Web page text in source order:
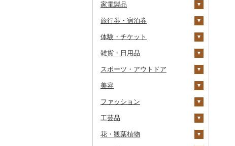
大根
自然薯
レンコン
にんにく・生姜
その他根菜
豆
きのこ
しいたけ
松茸
その他きのこ
その他野菜
山菜
かぼちゃ
レタス
吟醸
その他日本酒
米焼酎
黒糖焼酎
その他焼酎
ワイン
白ワイン
赤ワイン
シャンパン・スパーク
ウイスキー
リキュール・洋酒
甘酒
ノンアルコール
その他酒
粉
ドリップ
茶葉・ティーバッグ
静岡茶
足柄茶
知覧茶
八女茶
りんごジュース
みかんジュース（オレ
紅茶
飲料
茶葉・ティーバッグ
その他飲料・ジュース
野菜ジュース
炭酸飲料
豆乳
プリン
ゼリー
チョコレート
カステラ
アイス・ジェラート
その他洋菓子
煎餅・おかき
羊羹
饅頭
そば
パスタ
ひやむぎ
そうめん
その他麺
餃子
シュウマイ
コロッケ
その他惣菜
カレー・シチュー
カレー
シチュー
鍋
肉
魚
その他鍋
ピザ
レトルト
スープ
豆腐・納豆
豆腐
漬物
キムチ
缶詰・瓶詰
肉
乾物
砂糖
塩
醤油
味噌
酢
だし
食用油
オリーブオイル
はちみつ
ドレッシング
家電製品
季節・空調家電
キッチン家電
照明器具
パソコン・周辺機器
TV・オーディオ・カメラ
美容・健康家電
カー用品
時計
旅行券・宿泊券
旅行券
JTBふるさと旅行クー
その他旅行券
宿泊券
体験・チケット
PayPay商品券
食事券
温泉・サウナ・スパ利用
雑貨・日用品
家具・インテリア
机・テーブル
その他家具・インテリ
寝具
布団
毛布
タオル
その他タオル
文房具・印鑑
ボールペン
食器
スポーツ・アウトドア
ゴルフ
ゴルフボール
ゴルフウェア
釣り
サイクリング
アウトドア・キャンプ
美容
スキンケア
洗顔
シャンプー・リンス
石鹸・ボディーソープ
ファッション
鞄・バッグ
トートバッグ・ショル
洋服
工芸品
織物
花・観葉植物